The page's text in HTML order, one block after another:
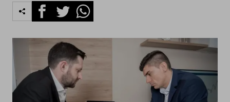
FacebookTwitterWhatsapp